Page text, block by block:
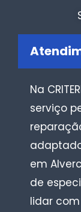
Na
serviço
em
de
lidar